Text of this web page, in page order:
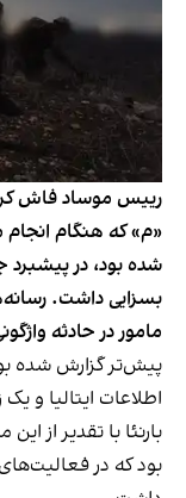
رییس موساد فاش
«م» که هنگام انجام
شده بود، در
مامور در حادثه
پیش‌تر گزارش شده
اطلاعات ایتالیا و
بارنئا با تقدیر از
بود که در